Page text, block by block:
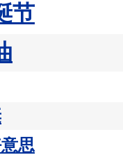
节
思